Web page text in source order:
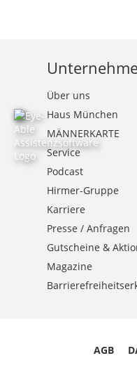
Über uns
Haus München
MÄNNERKARTE
Service
Podcast
Hirmer-Gruppe
Karriere
Presse / Anfragen
Gutscheine &
Magazine
AGB